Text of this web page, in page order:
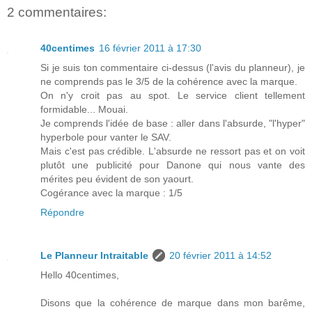
2 commentaires:
40centimes 16 février 2011 à 17:30
Si je suis ton commentaire ci-dessus (l'avis du planneur), je
ne comprends pas le 3/5 de la cohérence avec la marque.
On n'y croit pas au spot. Le service client tellement
formidable... Mouai.
Je comprends l'idée de base : aller dans l'absurde, "l'hyper"
hyperbole pour vanter le SAV.
Mais c'est pas crédible. L'absurde ne ressort pas et on voit
plutôt une publicité pour Danone qui nous vante des
mérites peu évident de son yaourt.
Cogérance avec la marque : 1/5
Répondre
Le Planneur Intraitable
20 février 2011 à 14:52
Hello 40centimes,
Disons que la cohérence de marque dans mon barême,